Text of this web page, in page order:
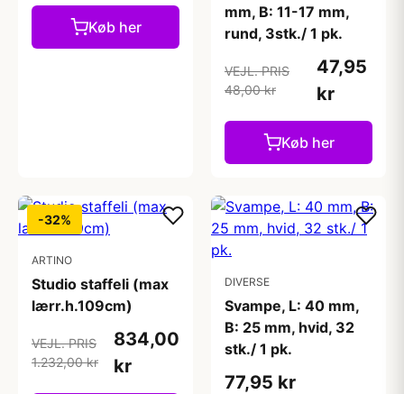
Køb her
mm, B: 11-17 mm,
rund, 3stk./ 1 pk.
VEJL. PRIS
48,00 kr
47,95
kr
Køb her
-32%
ARTINO
Studio staffeli (max
lærr.h.109cm)
VEJL. PRIS
1.232,00 kr
834,00
kr
DIVERSE
Svampe, L: 40 mm,
B: 25 mm, hvid, 32
stk./ 1 pk.
77,95 kr